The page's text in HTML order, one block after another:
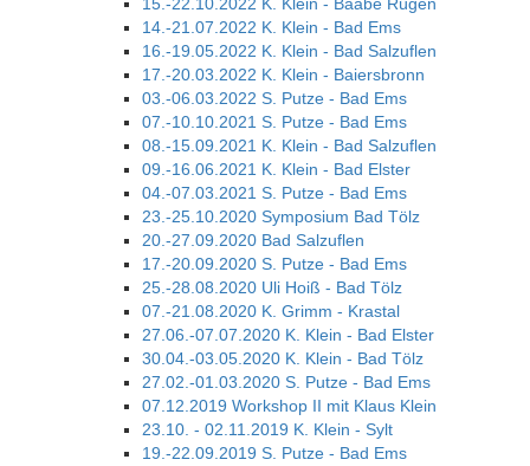
15.-22.10.2022 K. Klein - Baabe Rügen
14.-21.07.2022 K. Klein - Bad Ems
16.-19.05.2022 K. Klein - Bad Salzuflen
17.-20.03.2022 K. Klein - Baiersbronn
03.-06.03.2022 S. Putze - Bad Ems
07.-10.10.2021 S. Putze - Bad Ems
08.-15.09.2021 K. Klein - Bad Salzuflen
09.-16.06.2021 K. Klein - Bad Elster
04.-07.03.2021 S. Putze - Bad Ems
23.-25.10.2020 Symposium Bad Tölz
20.-27.09.2020 Bad Salzuflen
17.-20.09.2020 S. Putze - Bad Ems
25.-28.08.2020 Uli Hoiß - Bad Tölz
07.-21.08.2020 K. Grimm - Krastal
27.06.-07.07.2020 K. Klein - Bad Elster
30.04.-03.05.2020 K. Klein - Bad Tölz
27.02.-01.03.2020 S. Putze - Bad Ems
07.12.2019 Workshop II mit Klaus Klein
23.10. - 02.11.2019 K. Klein - Sylt
19.-22.09.2019 S. Putze - Bad Ems